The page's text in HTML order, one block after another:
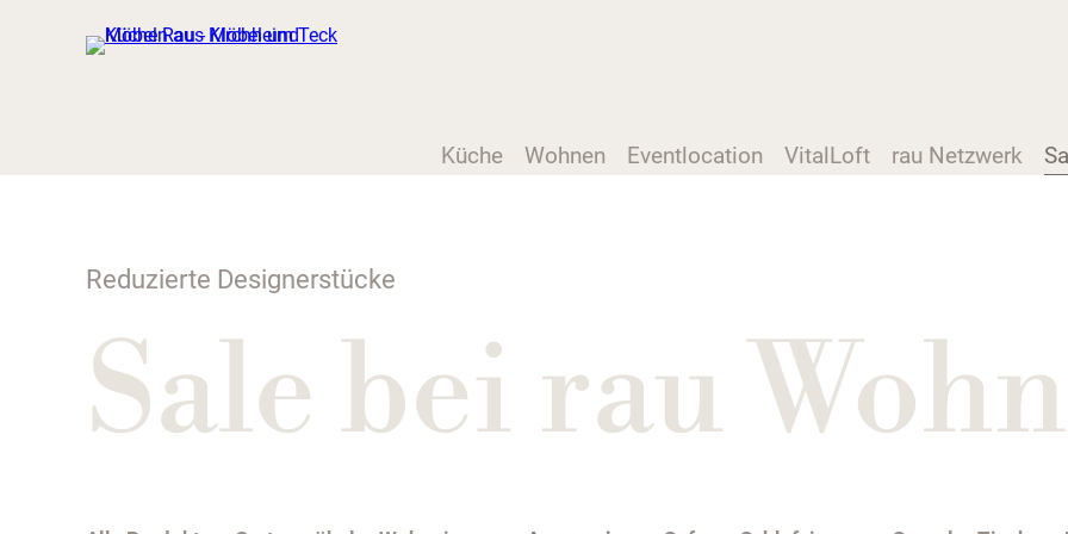
Küche Wohnen Eventlocation VitalLoft rau Netzwerk
Reduzierte Designerstücke
Sale bei rau